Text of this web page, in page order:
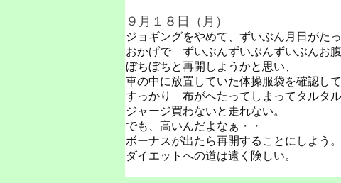
９月１８日（月）
ジョギングをやめて、ずいぶん月日がたっ
おかげで ずいぶんずいぶんずいぶんお腹
ぼちぼちと再開しようかと思い、
車の中に放置していた体操服袋を確認して
すっかり 布がへたってしまってタルタル
ジャージ買わないと走れない。
でも、高いんだよなぁ・・
ボーナスが出たら再開することにしよう。
ダイエットへの道は遠く険しい。